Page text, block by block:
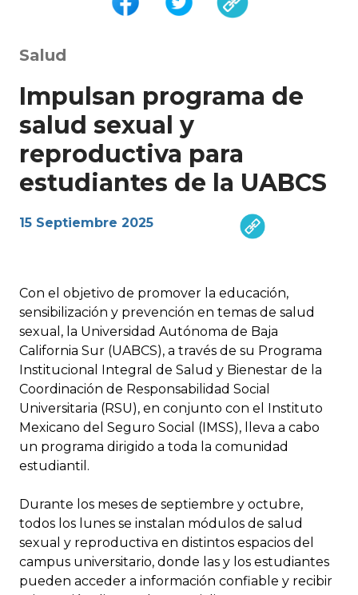
Salud
Impulsan programa de
salud sexual y
reproductiva para
estudiantes de la UABCS
15 Septiembre 2025
Con el objetivo de promover la educación,
sensibilización y prevención en temas de salud
sexual, la Universidad Autónoma de Baja
California Sur (UABCS), a través de su Programa
Institucional Integral de Salud y Bienestar de la
Coordinación de Responsabilidad Social
Universitaria (RSU), en conjunto con el Instituto
Mexicano del Seguro Social (IMSS), lleva a cabo
un programa dirigido a toda la comunidad
estudiantil.
Durante los meses de septiembre y octubre,
todos los lunes se instalan módulos de salud
sexual y reproductiva en distintos espacios del
campus universitario, donde las y los estudiantes
pueden acceder a información confiable y recibir